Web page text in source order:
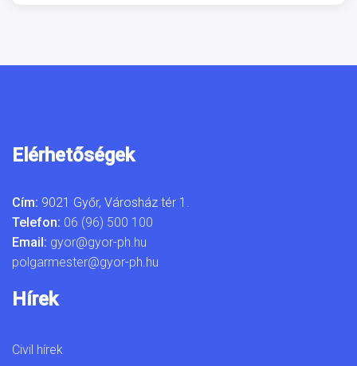
Elérhetőségek
Cím: 9021 Győr, Városház tér 1.
Telefon: 06 (96) 500 100
Email: gyor@gyor-ph.hu
polgarmester@gyor-ph.hu
Hírek
Civil hírek